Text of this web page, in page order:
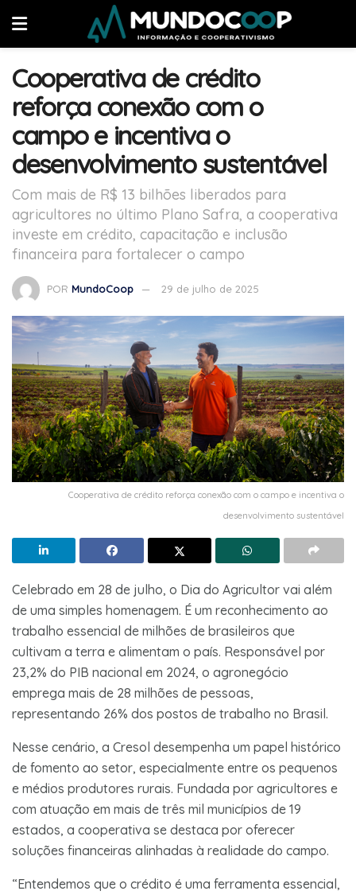
Cooperativa de crédito
reforça conexão com o
campo e incentiva o
desenvolvimento sustentável
Com mais de R$ 13 bilhões liberados para
agricultores no último Plano Safra, a cooperativa
investe em crédito, capacitação e inclusão
financeira para fortalecer o campo
POR MundoCoop 29 de julho de 2025
Cooperativa de crédito reforça conexão com o campo e incentiva o
desenvolvimento sustentável
Celebrado em 28 de julho, o Dia do Agricultor vai além
de uma simples homenagem. É um reconhecimento ao
trabalho essencial de milhões de brasileiros que
cultivam a terra e alimentam o país. Responsável por
23,2% do PIB nacional em 2024, o agronegócio
emprega mais de 28 milhões de pessoas,
representando 26% dos postos de trabalho no Brasil.
Nesse cenário, a Cresol desempenha um papel histórico
de fomento ao setor, especialmente entre os pequenos
e médios produtores rurais. Fundada por agricultores e
com atuação em mais de três mil municípios de 19
estados, a cooperativa se destaca por oferecer
soluções financeiras alinhadas à realidade do campo.
“Entendemos que o crédito é uma ferramenta essencial,